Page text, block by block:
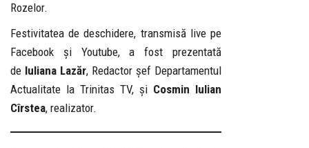
Rozelor.
Festivitatea de deschidere, transmisă live pe
Facebook și Youtube, a fost prezentată
de Iuliana Lazăr, Redactor șef Departamentul
Actualitate la Trinitas TV, și Cosmin Iulian
Cîrstea, realizator.